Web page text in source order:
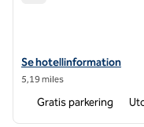
Visa hotelluppgifter för
Se hotellinformation
5,19 miles
Gratis parkering